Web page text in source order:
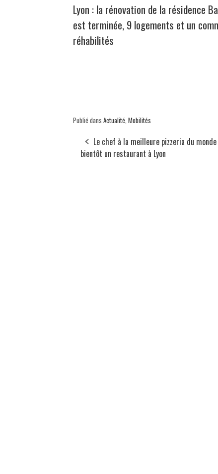
Lyon : la rénovation de la résidence
est terminée, 9 logements et un
réhabilités
Publié dans Actualité, Mobilités
Le chef à la meilleure pizzeria du
bientôt un restaurant à Lyon